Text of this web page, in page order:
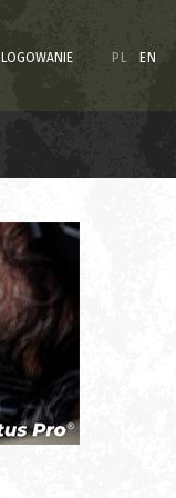
LOGOWANIE PL EN